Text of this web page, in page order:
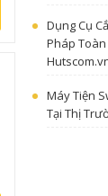
Dụng Cụ
Pháp Toàn
Máy Tiện
Tại Thị